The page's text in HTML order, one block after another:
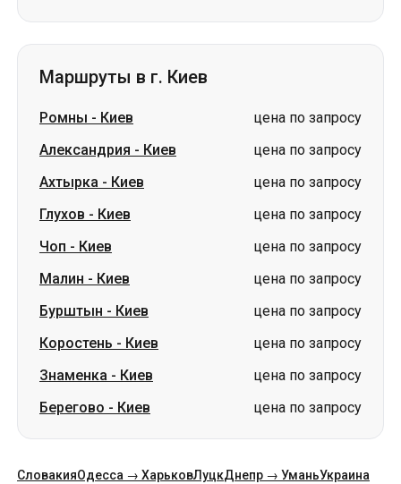
Маршруты в г. Киев
Ромны - Киев
цена по запросу
Александрия - Киев
цена по запросу
Ахтырка - Киев
цена по запросу
Глухов - Киев
цена по запросу
Чоп - Киев
цена по запросу
Малин - Киев
цена по запросу
Бурштын - Киев
цена по запросу
Коростень - Киев
цена по запросу
Знаменка - Киев
цена по запросу
Берегово - Киев цена по запросу
СловакияОдесса → ХарьковЛуцкДнепр → УманьУкраина